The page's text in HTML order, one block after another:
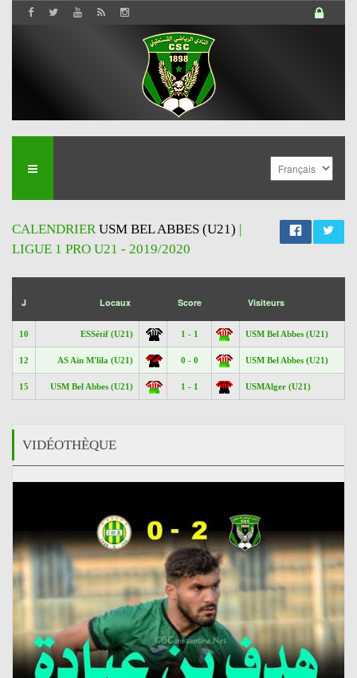
CALENDRIERUSM BEL ABBES (U21) |
LIGUE 1 PRO U21 - 2019/2020
J Locaux Score Visiteurs
10 ESSétif (U21) 1 - 1 USM Bel Abbes (U21)
12 AS Aïn M'lila (U21) 0 - 0 USM Bel Abbes (U21)
15 USM Bel Abbes (U21) 1 - 1 USMAlger (U21)
VIDÉOTHÈQUE